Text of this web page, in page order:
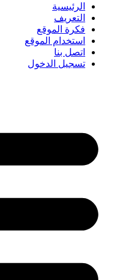
الرئيسية
التعريف
فكرة الموقع
استخدام الموقع
اتصل بنا
تسجيل الدخول